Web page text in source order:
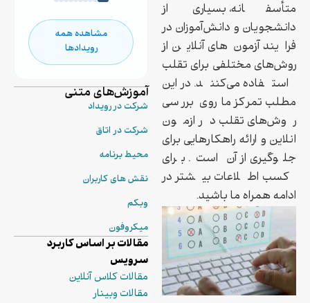
متأسفانه، بسیاری از
دانشجویان و دانش‌آموزان در
فرایند آزمون‌های آنلاین از
روش‌های مختلفی برای تقلب
استفاده می‌کنند. در این
مطلب تمرکز ما روی بررسی
روش‌های تقلب در ازمون
انلاین و ارائه راهکارهایی برای
جلوگیری از آن است. برای
کسب اطلاعات بیشتر در
ادامه همراه ما باشید.
مشاهده همه
رویدادها
آموزش‌های متنی
شرکت در رویداد
شرکت در اتاق
محیط برنامه
نقش های کاربران
وبکم
میکروفون
مقالات بر اساس کاربرد
سرویس
مقالات کلاس آنلاین
مقالات وبینار